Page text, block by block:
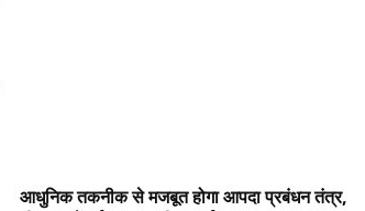
आधुनिक तकनीक से मजबूत होगा आपदा प्रबंधन तंत्र,